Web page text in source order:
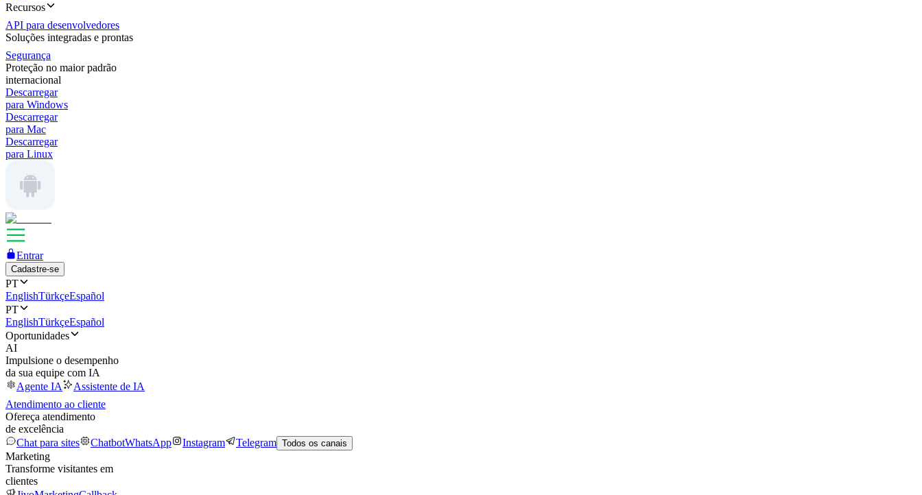
Recursos
API para desenvolvedores
Soluções integradas e prontas
Segurança
Proteção no maior padrão
internacional
Descarregar
para Windows
Descarregar
para Mac
Descarregar
para Linux
Entrar
Cadastre-se
PT
EnglishTürkçeEspañol
PT
EnglishTürkçeEspañol
Oportunidades
AI
Impulsione o desempenho
da sua equipe com IA
Agente IA
Assistente de IA
Atendimento ao cliente
Ofereça atendimento
de excelência
Chat para sites
ChatbotWhatsApp Instagram Telegram Todos os canais
Marketing
Transforme visitantes em
clientes